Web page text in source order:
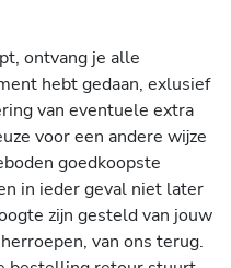
ontvang je alle
hebt gedaan, exlusief
van eventuele extra
voor een andere wijze
goedkoopste
in ieder geval niet later
zijn gesteld van jouw
van ons terug.